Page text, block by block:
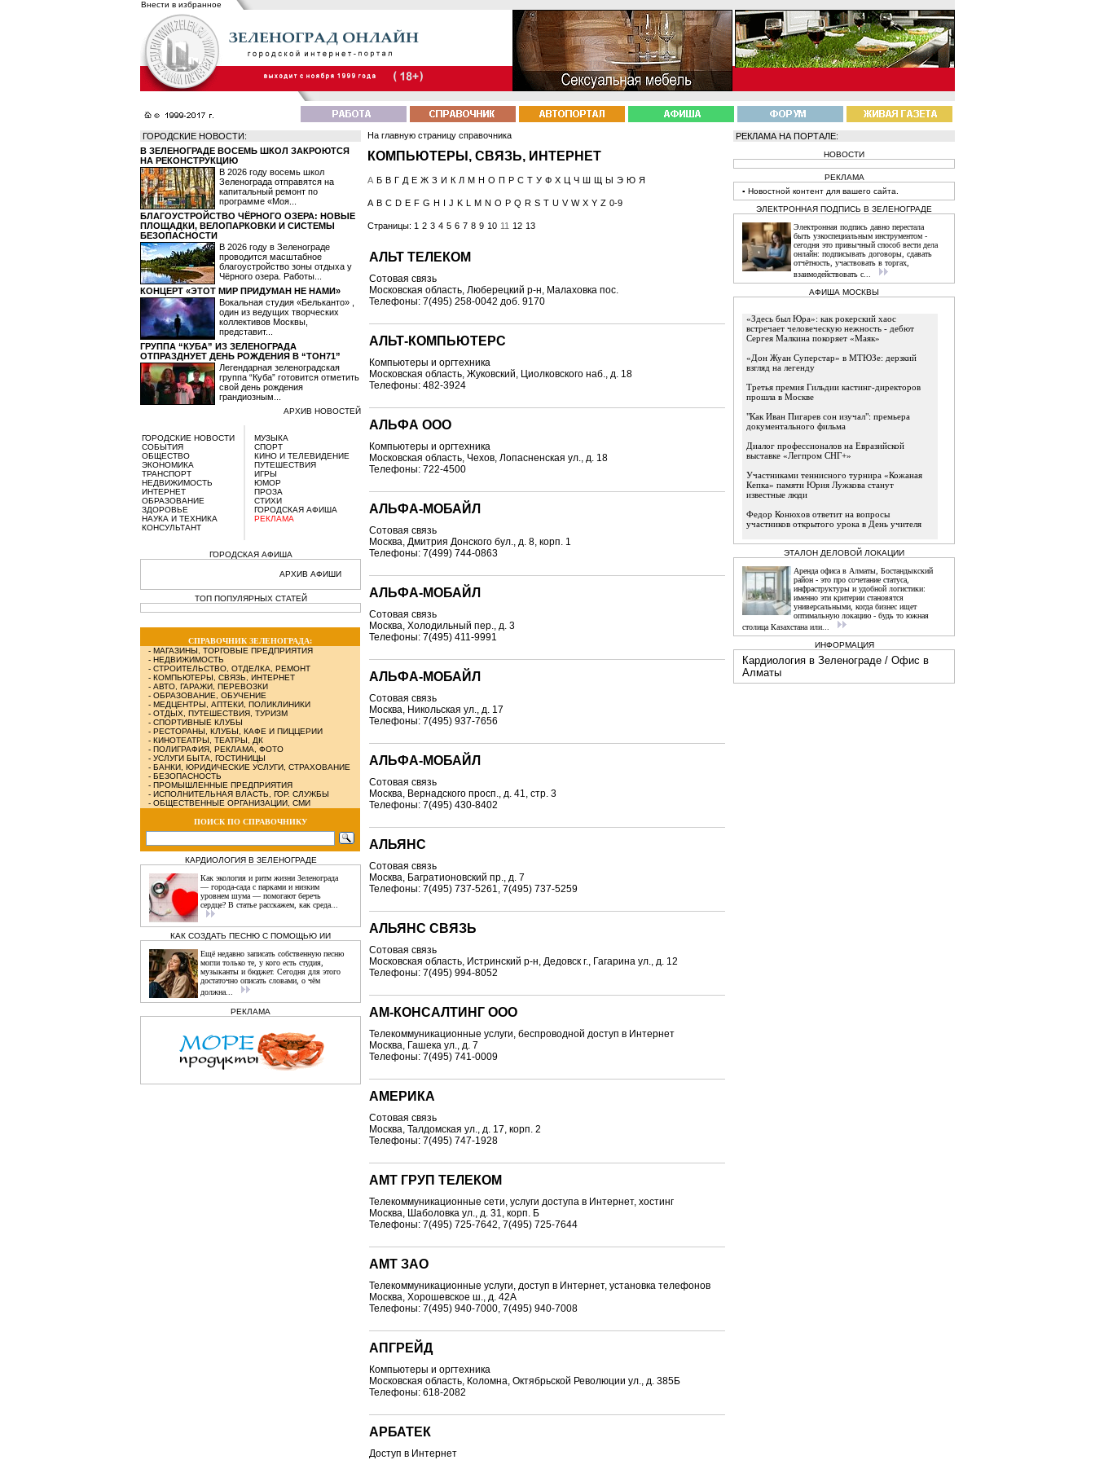
Внести в избранное
ГОРОДСКИЕ НОВОСТИ:
В ЗЕЛЕНОГРАДЕ ВОСЕМЬ ШКОЛ ЗАКРОЮТСЯ
НА РЕКОНСТРУКЦИЮ
В 2026 году восемь школ
Зеленограда отправятся на
капитальный ремонт по
программе «Моя...
БЛАГОУСТРОЙСТВО ЧЁРНОГО ОЗЕРА: НОВЫЕ
ПЛОЩАДКИ, ВЕЛОПАРКОВКИ И СИСТЕМЫ
БЕЗОПАСНОСТИ
В 2026 году в Зеленограде
проводится масштабное
благоустройство зоны отдыха у
Чёрного озера. Работы...
КОНЦЕРТ «ЭТОТ МИР ПРИДУМАН НЕ НАМИ»
Вокальная студия «Бельканто» ,
один из ведущих творческих
коллективов Москвы,
представит...
ГРУППА “КУБА” ИЗ ЗЕЛЕНОГРАДА
ОТПРАЗДНУЕТ ДЕНЬ РОЖДЕНИЯ В “ТОН71”
Легендарная зеленоградская
группа “Куба” готовится отметить
свой день рождения
грандиозным...
АРХИВ НОВОСТЕЙ
ГОРОДСКИЕ НОВОСТИ
СОБЫТИЯ
ОБЩЕСТВО
ЭКОНОМИКА
ТРАНСПОРТ
НЕДВИЖИМОСТЬ
ИНТЕРНЕТ
ОБРАЗОВАНИЕ
ЗДОРОВЬЕ
НАУКА И ТЕХНИКА
КОНСУЛЬТАНТ
МУЗЫКА
СПОРТ
КИНО И ТЕЛЕВИДЕНИЕ
ПУТЕШЕСТВИЯ
ИГРЫ
ЮМОР
ПРОЗА
СТИХИ
ГОРОДСКАЯ АФИША
РЕКЛАМА
ГОРОДСКАЯ АФИША
АРХИВ АФИШИ
ТОП ПОПУЛЯРНЫХ СТАТЕЙ
СПРАВОЧНИК ЗЕЛЕНОГРАДА:
- МАГАЗИНЫ, ТОРГОВЫЕ ПРЕДПРИЯТИЯ
- НЕДВИЖИМОСТЬ
- СТРОИТЕЛЬСТВО, ОТДЕЛКА, РЕМОНТ
- КОМПЬЮТЕРЫ, СВЯЗЬ, ИНТЕРНЕТ
- АВТО, ГАРАЖИ, ПЕРЕВОЗКИ
- ОБРАЗОВАНИЕ, ОБУЧЕНИЕ
- МЕДЦЕНТРЫ, АПТЕКИ, ПОЛИКЛИНИКИ
- ОТДЫХ, ПУТЕШЕСТВИЯ, ТУРИЗМ
- СПОРТИВНЫЕ КЛУБЫ
- РЕСТОРАНЫ, КЛУБЫ, КАФЕ И ПИЦЦЕРИИ
- КИНОТЕАТРЫ, ТЕАТРЫ, ДК
- ПОЛИГРАФИЯ, РЕКЛАМА, ФОТО
- УСЛУГИ БЫТА, ГОСТИНИЦЫ
- БАНКИ, ЮРИДИЧЕСКИЕ УСЛУГИ, СТРАХОВАНИЕ
- БЕЗОПАСНОСТЬ
- ПРОМЫШЛЕННЫЕ ПРЕДПРИЯТИЯ
- ИСПОЛНИТЕЛЬНАЯ ВЛАСТЬ, ГОР. СЛУЖБЫ
- ОБЩЕСТВЕННЫЕ ОРГАНИЗАЦИИ, СМИ
ПОИСК ПО СПРАВОЧНИКУ
КАРДИОЛОГИЯ В ЗЕЛЕНОГРАДЕ
Как экология и ритм жизни Зеленограда
— города‑сада с парками и низким
уровнем шума — помогают беречь
сердце? В статье расскажем, как среда...
КАК СОЗДАТЬ ПЕСНЮ С ПОМОЩЬЮ ИИ
Ещё недавно записать собственную песню
могли только те, у кого есть студия,
музыканты и бюджет. Сегодня для этого
достаточно описать словами, о чём
должна...
РЕКЛАМА
На главную страницу справочника
КОМПЬЮТЕРЫ, СВЯЗЬ, ИНТЕРНЕТ
А Б В Г Д Е Ж З И К Л М Н О П Р С Т У Ф Х Ц Ч Ш Щ Ы Э Ю Я
A B C D E F G H J K L M N O P Q R S T U V W X Y Z 0-9
Страницы: 1 2 3 4 5 6 7 8 9 10 11 12 13
АЛЬТ ТЕЛЕКОМ
Сотовая связь
Московская область, Люберецкий р-н, Малаховка пос.
Телефоны: 7(495) 258-0042 доб. 9170
АЛЬТ-КОМПЬЮТЕРС
Компьютеры и оргтехника
Московская область, Жуковский, Циолковского наб., д. 18
Телефоны: 482-3924
АЛЬФА ООО
Компьютеры и оргтехника
Московская область, Чехов, Лопасненская ул., д. 18
Телефоны: 722-4500
АЛЬФА-МОБАЙЛ
Сотовая связь
Москва, Дмитрия Донского бул., д. 8, корп. 1
Телефоны: 7(499) 744-0863
АЛЬФА-МОБАЙЛ
Сотовая связь
Москва, Холодильный пер., д. 3
Телефоны: 7(495) 411-9991
АЛЬФА-МОБАЙЛ
Сотовая связь
Москва, Никольская ул., д. 17
Телефоны: 7(495) 937-7656
АЛЬФА-МОБАЙЛ
Сотовая связь
Москва, Вернадского просп., д. 41, стр. 3
Телефоны: 7(495) 430-8402
АЛЬЯНС
Сотовая связь
Москва, Багратионовский пр., д. 7
Телефоны: 7(495) 737-5261, 7(495) 737-5259
АЛЬЯНС СВЯЗЬ
Сотовая связь
Московская область, Истринский р-н, Дедовск г., Гагарина ул., д. 12
Телефоны: 7(495) 994-8052
АМ-КОНСАЛТИНГ ООО
Телекоммуникационные услуги, беспроводной доступ в Интернет
Москва, Гашека ул., д. 7
Телефоны: 7(495) 741-0009
АМЕРИКА
Сотовая связь
Москва, Талдомская ул., д. 17, корп. 2
Телефоны: 7(495) 747-1928
АМТ ГРУП ТЕЛЕКОМ
Телекоммуникационные сети, услуги доступа в Интернет, хостинг
Москва, Шаболовка ул., д. 31, корп. Б
Телефоны: 7(495) 725-7642, 7(495) 725-7644
АМТ ЗАО
Телекоммуникационные услуги, доступ в Интернет, установка телефонов
Москва, Хорошевское ш., д. 42А
Телефоны: 7(495) 940-7000, 7(495) 940-7008
АПГРЕЙД
Компьютеры и оргтехника
Московская область, Коломна, Октябрьской Революции ул., д. 385Б
Телефоны: 618-2082
АРБАТЕК
Доступ в Интернет
РЕКЛАМА НА ПОРТАЛЕ:
НОВОСТИ
РЕКЛАМА
▪ Новостной контент для вашего сайта.
ЭЛЕКТРОННАЯ ПОДПИСЬ В ЗЕЛЕНОГРАДЕ
Электронная подпись давно перестала
быть узкоспециальным инструментом -
сегодня это привычный способ вести дела
онлайн: подписывать договоры, сдавать
отчётность, участвовать в торгах,
взаимодействовать с...
АФИША МОСКВЫ
«Здесь был Юра»: как рокерский хаос
встречает человеческую нежность - дебют
Сергея Малкина покоряет «Маяк»
«Дон Жуан Суперстар» в МТЮЗе: дерзкий
взгляд на легенду
Третья премия Гильдии кастинг-директоров
прошла в Москве
"Как Иван Пигарев сон изучал": премьера
документального фильма
Диалог профессионалов на Евразийской
выставке «Легпром СНГ+»
Участниками теннисного турнира «Кожаная
Кепка» памяти Юрия Лужкова станут
известные люди
Федор Конюхов ответит на вопросы
участников открытого урока в День учителя
ЭТАЛОН ДЕЛОВОЙ ЛОКАЦИИ
Аренда офиса в Алматы, Бостандыкский
район - это про сочетание статуса,
инфраструктуры и удобной логистики:
именно эти критерии становятся
универсальными, когда бизнес ищет
оптимальную локацию - будь то южная
столица Казахстана или...
ИНФОРМАЦИЯ
Кардиология в Зеленограде / Офис в
Алматы